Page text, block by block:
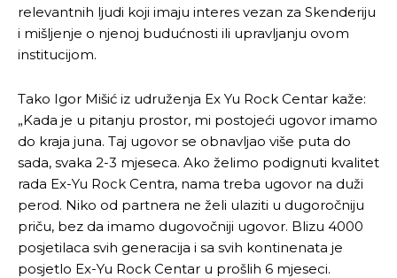
Pusti priču da živi!
Ovim putem želimo da vam se zahvalimo što ste
odlučili da pustite Vašu priču da živi, Redakcija
Objavi.ba
Pusti priču da živi!
Ovim putem želimo da vam se zahvalimo što ste
odlučili da pustite Vašu priču da živi, Redakcija
Objavi.ba
relevantnih ljudi koji imaju interes vezan za Skenderiju
i mišljenje o njenoj budućnosti ili upravljanju ovom
institucijom.
Tako Igor Mišić iz udruženja Ex Yu Rock Centar kaže:
„Kada je u pitanju prostor, mi postojeći ugovor imamo
do kraja juna. Taj ugovor se obnavljao više puta do
sada, svaka 2-3 mjeseca. Ako želimo podignuti kvalitet
rada Ex-Yu Rock Centra, nama treba ugovor na duži
perod. Niko od partnera ne želi ulaziti u dugoročniju
priču, bez da imamo dugovočniji ugovor. Blizu 4000
posjetilaca svih generacija i sa svih kontinenata je
posjetlo Ex-Yu Rock Centar u prošlih 6 mjeseci.